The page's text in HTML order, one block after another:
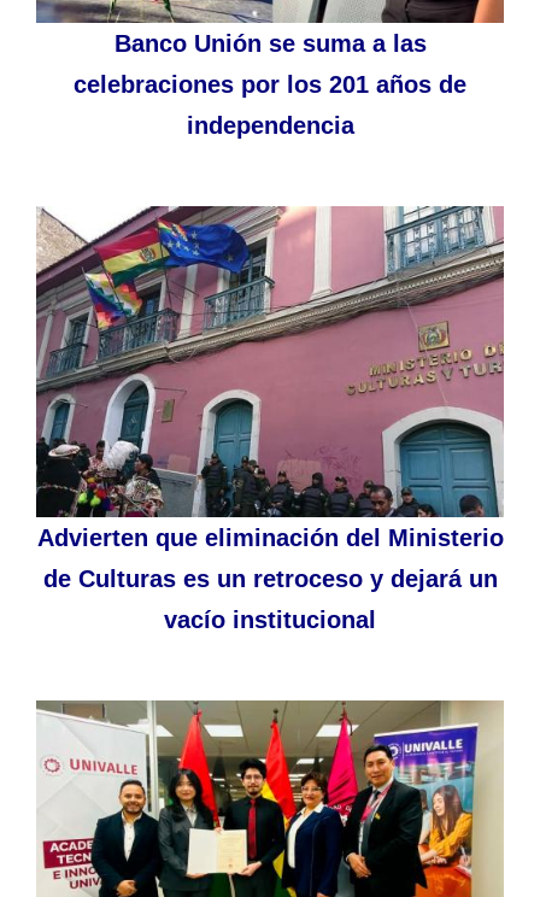
Banco Unión se suma a las
celebraciones por los 201 años de
independencia
Advierten que eliminación del Ministerio
de Culturas es un retroceso y dejará un
vacío institucional